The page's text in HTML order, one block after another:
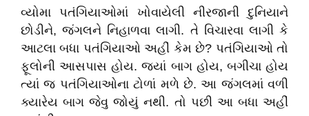
વ્યોમા પતંગિયાઓમાં ખોવાયેલી નીરજાની દુનિયાને
છોડીને, જંગલને નિહાળવા લાગી. તે વિચારવા લાગી કે
આટલા બધા પતંગિયાઓ અહીં કેમ છે? પતંગિયાઓ તો
ફૂલોની આસપાસ હોય. જ્યાં બાગ હોય, બગીચા હોય
ત્યાં જ પતંગિયાઓના ટોળાં મળે છે. આ જંગલમાં વળી
ક્યારેય બાગ જેવુ જોયું નથી. તો પછી આ બધા અહીં